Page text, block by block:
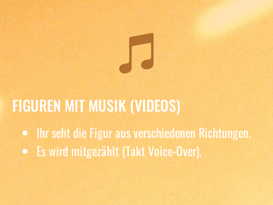
FIGUREN MIT MUSIK (VIDEOS)
Ihr seht die Figur aus verschiedenen Richtungen.
Es wird mitgezählt (Takt Voice-Over).